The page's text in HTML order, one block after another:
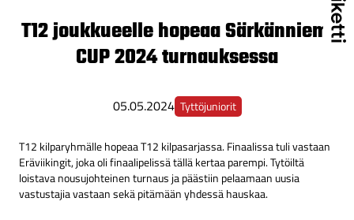
T12 joukkueelle hopeaa Särkänniemi
CUP 2024 turnauksessa
05.05.2024 Tyttöjuniorit
T12 kilparyhmälle hopeaa T12 kilpasarjassa. Finaalissa tuli vastaan
Eräviikingit, joka oli finaalipelissä tällä kertaa parempi. Tytöiltä
loistava nousujohteinen turnaus ja päästiin pelaamaan uusia
vastustajia vastaan sekä pitämään yhdessä hauskaa.